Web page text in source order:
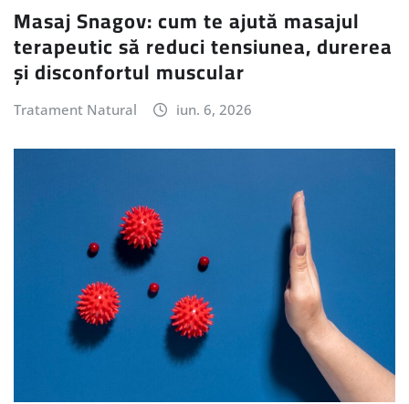
Masaj Snagov: cum te ajută masajul
terapeutic să reduci tensiunea, durerea
și disconfortul muscular
Tratament Natural iun. 6, 2026